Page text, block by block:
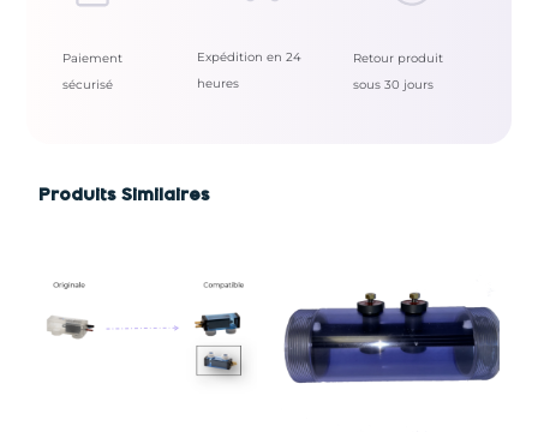
Paiement
sécurisé
Expédition en 24
heures
Retour produit
sous 30 jours
Produits Similaires